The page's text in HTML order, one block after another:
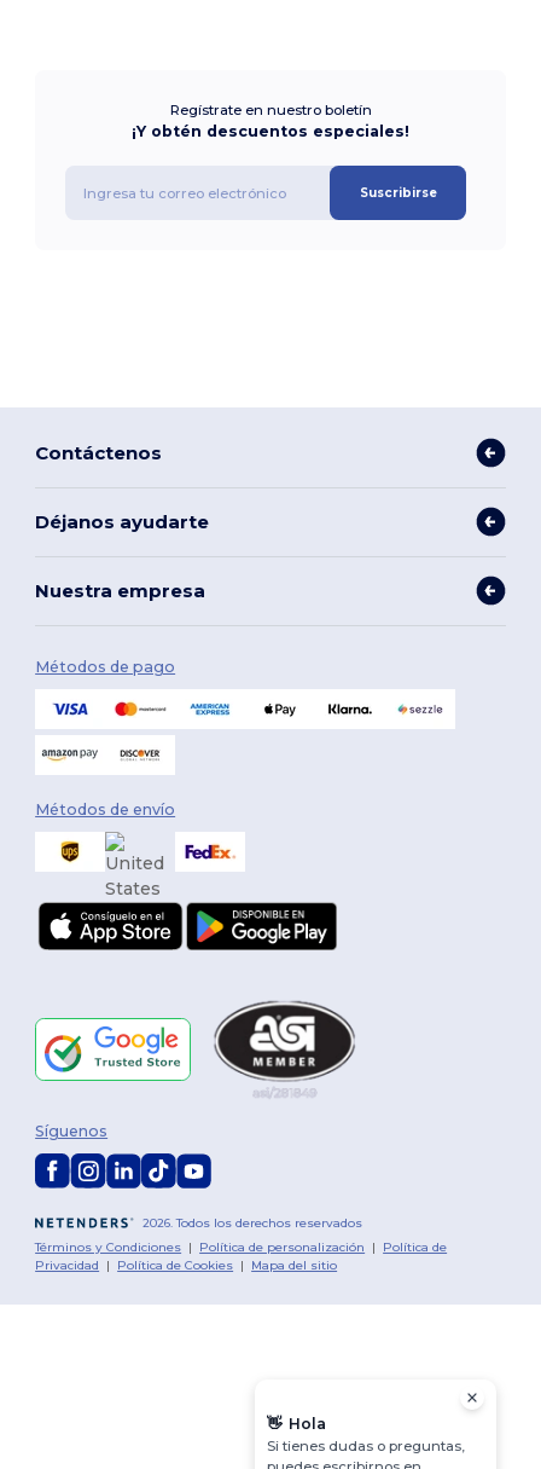
Regístrate en nuestro boletín
¡Y obtén descuentos especiales!
Suscribirse
Contáctenos
Déjanos ayudarte
Nuestra empresa
Métodos de pago
Métodos de envío
2026. Todos los derechos reservados
Términos y Condiciones | Política de personalización | Política de
Privacidad | Política de Cookies | Mapa del sitio
Síguenos
👋 Hola
Si tienes dudas o preguntas,